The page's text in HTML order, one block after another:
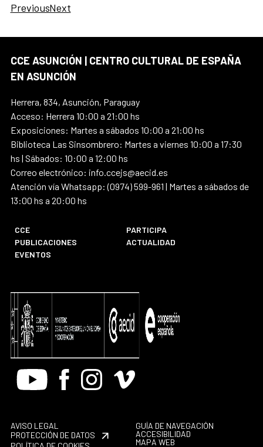
PreviousNext
CCE ASUNCIÓN | CENTRO CULTURAL DE ESPAÑA
EN ASUNCIÓN
Herrera, 834, Asunción, Paraguay
Acceso: Herrera 10:00 a 21:00 hs
Exposiciones: Martes a sábados 10:00 a 21:00 hs
Biblioteca Las Sinsombrero: Martes a viernes 10:00 a 17:30
hs | Sábados: 10:00 a 12:00 hs
Correo electrónico: info.ccejs@aecid.es
Atención vía Whatsapp: (0974) 599-961 | Martes a sábados de
13:00 hs a 20:00 hs
CCE
PARTICIPA
PUBLICACIONES
ACTUALIDAD
EVENTOS
Youtube FacebookInstagram
Vimeo
AVISO LEGAL
PROTECCIÓN DE DATOS
GUÍA DE NAVEGACIÓN
ACCESIBILIDAD
MAPA WEB